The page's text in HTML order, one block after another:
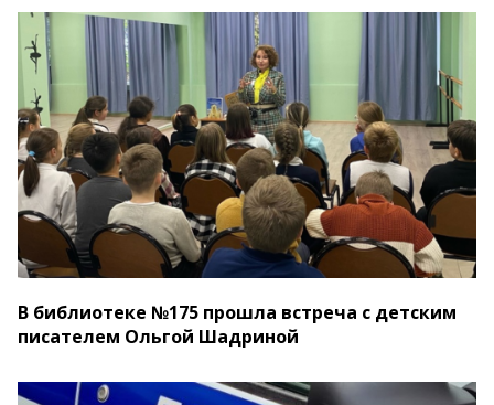
В библиотеке №175 прошла встреча с детским
писателем Ольгой Шадриной